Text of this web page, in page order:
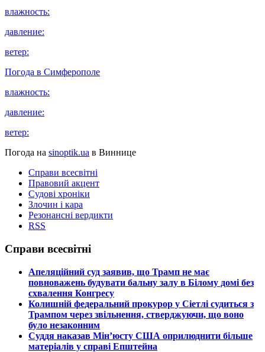
влажность:
давление:
ветер:
Погода в Симферополе
влажность:
давление:
ветер:
Погода на sinoptik.ua в Виннице
Справи всесвітні
Правовий акцент
Судові хроніки
Злочин і кара
Резонансні вердикти
RSS
Справи всесвітні
​Апеляційний суд заявив, що Трамп не має
повноважень будувати бальну залу в Білому домі без
схвалення Конгресу
​Колишній федеральний прокурор у Сіетлі судиться з
Трампом через звільнення, стверджуючи, що воно
було незаконним
​Суддя наказав Мін’юсту США оприлюднити більше
матеріалів у справі Епштейна